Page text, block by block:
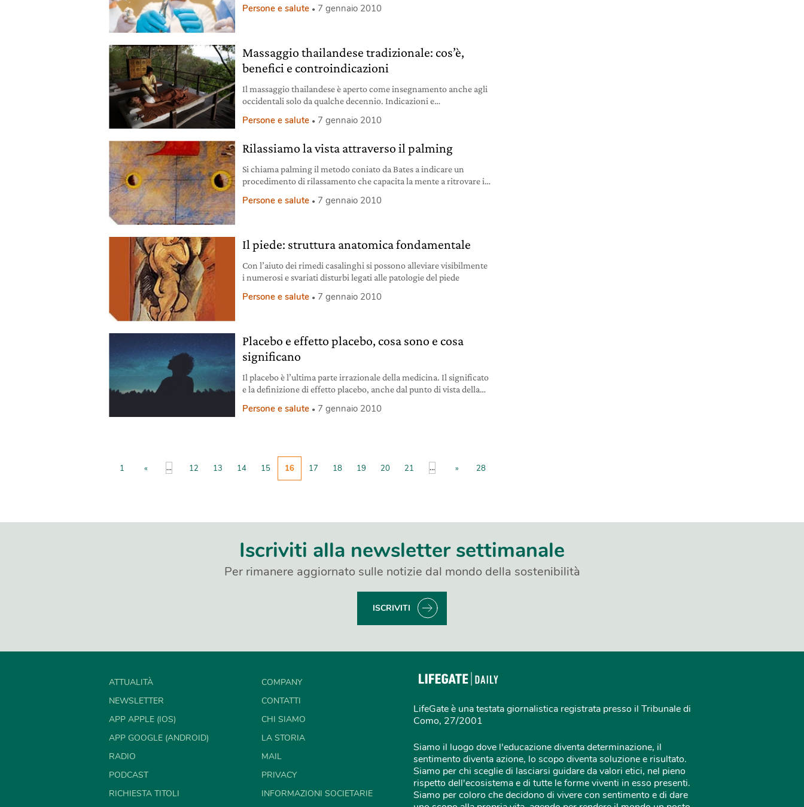
Persone e salute 7 gennaio 2010
Massaggio thailandese tradizionale: cos’è,
benefici e controindicazioni
Il massaggio thailandese è aperto come insegnamento anche agli
occidentali solo da qualche decennio. Indicazioni e
Persone e salute 7 gennaio 2010
Rilassiamo la vista attraverso il palming
Si chiama palming il metodo coniato da Bates a indicare un
procedimento di rilassamento che capacita la mente a ritrovare il
Persone e salute 7 gennaio 2010
Il piede: struttura anatomica fondamentale
Con l’aiuto dei rimedi casalinghi si possono alleviare visibilmente
i numerosi e svariati disturbi legati alle patologie del piede
Persone e salute 7 gennaio 2010
Placebo e effetto placebo, cosa sono e cosa
significano
Il placebo è l’ultima parte irrazionale della medicina. Il significato
e la definizione di effetto placebo, anche dal punto di vista della
Persone e salute 7 gennaio 2010
1 « ... 12 13 14 15 16 17 18 19 20 21 ... » 28
Iscriviti alla newsletter settimanale
Per rimanere aggiornato sulle notizie dal mondo della sostenibilità
ISCRIVITI
ATTUALITÀ
NEWSLETTER
APP APPLE (IOS)
APP GOOGLE (ANDROID)
RADIO
PODCAST
RICHIESTA TITOLI
COMPANY
CONTATTI
CHI SIAMO
LA STORIA
MAIL
PRIVACY
INFORMAZIONI SOCIETARIE
LifeGate è una testata giornalistica registrata presso il Tribunale di
Como, 27/2001
Siamo il luogo dove l'educazione diventa determinazione, il
sentimento diventa azione, lo scopo diventa soluzione e risultato.
Siamo per chi sceglie di lasciarsi guidare da valori etici, nel pieno
rispetto dell'ecosistema e di tutte le forme viventi in esso presenti.
Siamo per coloro che decidono di vivere con sentimento e di dare